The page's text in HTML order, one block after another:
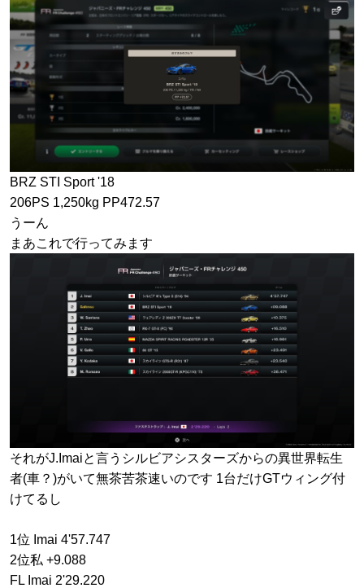
BRZ STI Sport '18
206PS 1,250kg PP472.57
うーん
まあこれで行ってみます
それがJ.Imaiと言うシルビアシスターズからの異世界転生
者(車？)がいて無茶苦茶速いのです 1台だけGTウィング付
けてるし
1位 Imai 4'57.747
2位私 +9.088
FL Imai 2'29.220